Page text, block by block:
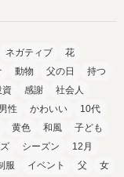
ネガティブ
花
動物 父の日
持つ
資 感謝
社会人
男性 かわいい
10代
黄色 和風
子ども
シーズン
12月
服 イベント 父
女